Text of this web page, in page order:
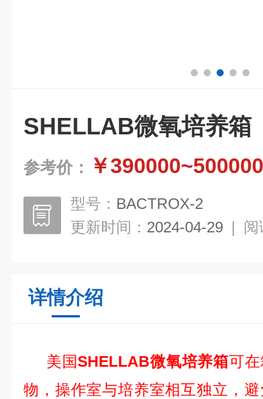
SHELLAB微氧培养箱
参考价： ￥390000~500000
型号： BACTROX-2
更新时间： 2024-04-29 | 阅
详情介绍
美国SHELLAB微氧培养箱可
物，操作室与培养室相互独立，